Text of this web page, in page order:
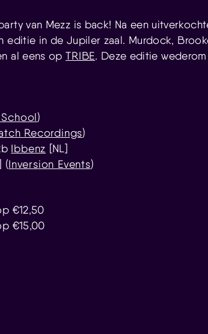
van Mezz is back! Na een
editie in de Jupiler zaal. Murdock,
al eens opTRIBE. Deze editie
)
Recordings)
Ibbenz [NL]
(Inversion Events)
€12,50
€15,00